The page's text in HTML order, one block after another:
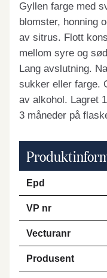
Gyllen farge med
blomster, honning
av sitrus. Flott
mellom syre og
Lang avslutning.
sukker eller farge.
av alkohol. Lagret
3 måneder på
Epd
VP nr
Vecturanr
Produsent